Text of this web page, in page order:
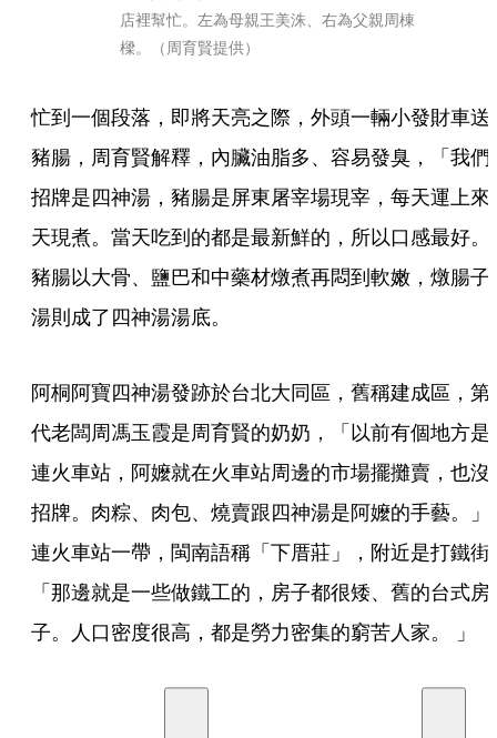
店裡幫忙。左為母親王美洙、右為父親周棟
樑。（周育賢提供）
忙到一個段落，即將天亮之際，外頭一輛小發財車送
豬腸，周育賢解釋，內臟油脂多、容易發臭，「我們
招牌是四神湯，豬腸是屏東屠宰場現宰，每天運上來
天現煮。當天吃到的都是最新鮮的，所以口感最好。
豬腸以大骨、鹽巴和中藥材燉煮再悶到軟嫩，燉腸子
湯則成了四神湯湯底。
阿桐阿寶四神湯發跡於台北大同區，舊稱建成區，第
代老闆周馮玉霞是周育賢的奶奶，「以前有個地方是
連火車站，阿嬤就在火車站周邊的市場擺攤賣，也沒
招牌。肉粽、肉包、燒賣跟四神湯是阿嬤的手藝。」
連火車站一帶，閩南語稱「下厝莊」，附近是打鐵街
「那邊就是一些做鐵工的，房子都很矮、舊的台式房
子。人口密度很高，都是勞力密集的窮苦人家。 」